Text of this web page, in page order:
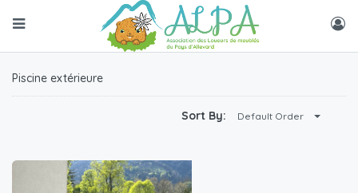
Piscine extérieure
Sort By: Default Order